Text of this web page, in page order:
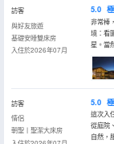
訪客
與好友旅遊
基礎安睡雙床房
入住於2026年07月
5.0
非常棒
境：看
星。當
訪客
情侶
朝聖丨聖潔大床房
5.0
這次入
從庭院
自然，